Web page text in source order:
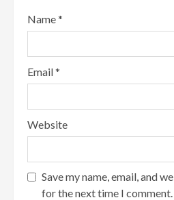
Name*
Email*
Website
Save my name, email, and
for the next time I comment.